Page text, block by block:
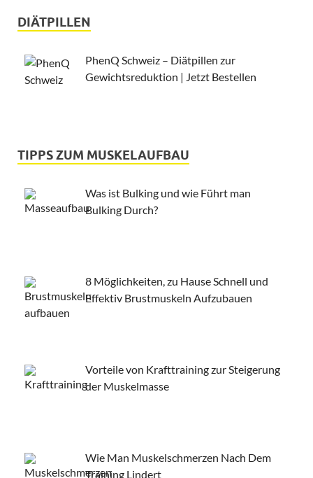
DIÄTPILLEN
PhenQ Schweiz – Diätpillen zur
Gewichtsreduktion | Jetzt Bestellen
TIPPS ZUM MUSKELAUFBAU
Was ist Bulking und wie Führt man
Bulking Durch?
8 Möglichkeiten, zu Hause Schnell und
Effektiv Brustmuskeln Aufzubauen
Vorteile von Krafttraining zur Steigerung
der Muskelmasse
Wie Man Muskelschmerzen Nach Dem
Training Lindert